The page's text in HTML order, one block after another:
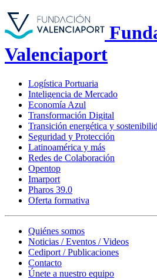
Valenciaport
Logística Portuaria
Inteligencia de Mercado
Economía Azul
Transformación Digital
Transición energética y
Seguridad y Protección
Latinoamérica y más
Redes de Colaboración
Opentop
Imarport
Pharos 39.0
Oferta formativa
Quiénes somos
Noticias / Eventos / Videos
Cediport / Publicaciones
Contacto
Únete a nuestro equipo